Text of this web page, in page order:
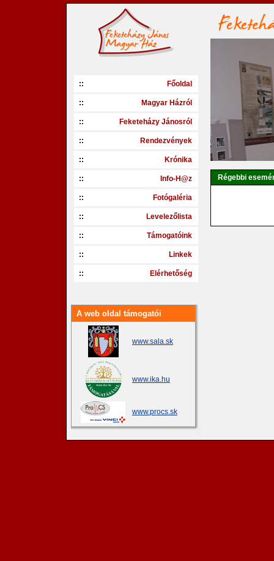
:: Főoldal
:: Magyar Házról
:: Feketeházy Jánosról
:: Rendezvények
:: Krónika
:: Info-H@z
:: Fotógaléria
:: Levelezőlista
:: Támogatóink
:: Linkek
:: Elérhetőség
A web oldal támogatói
www.sala.sk
www.ika.hu
www.procs.sk
Régebbi